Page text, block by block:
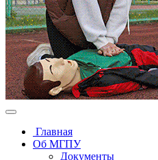
Главная
Об МГПУ
Документы